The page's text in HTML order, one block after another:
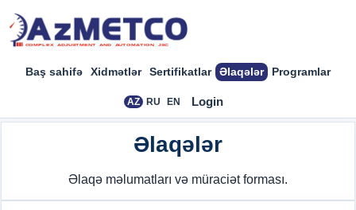
Baş sahifə Xidmətlər Sertifikatlar Əlaqələr Programlar
AZ RU EN Login
Əlaqələr
Əlaqə məlumatları və müraciət forması.